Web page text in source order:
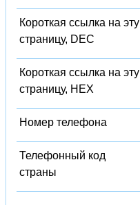
Короткая ссылка на эту
страницу, DEC
Короткая ссылка на эту
страницу, HEX
Номер телефона
Телефонный код
страны